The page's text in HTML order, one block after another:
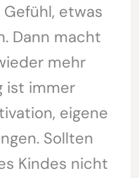
etwas
Dann macht
mehr
ist immer
eigene
Sollten
Kindes nicht